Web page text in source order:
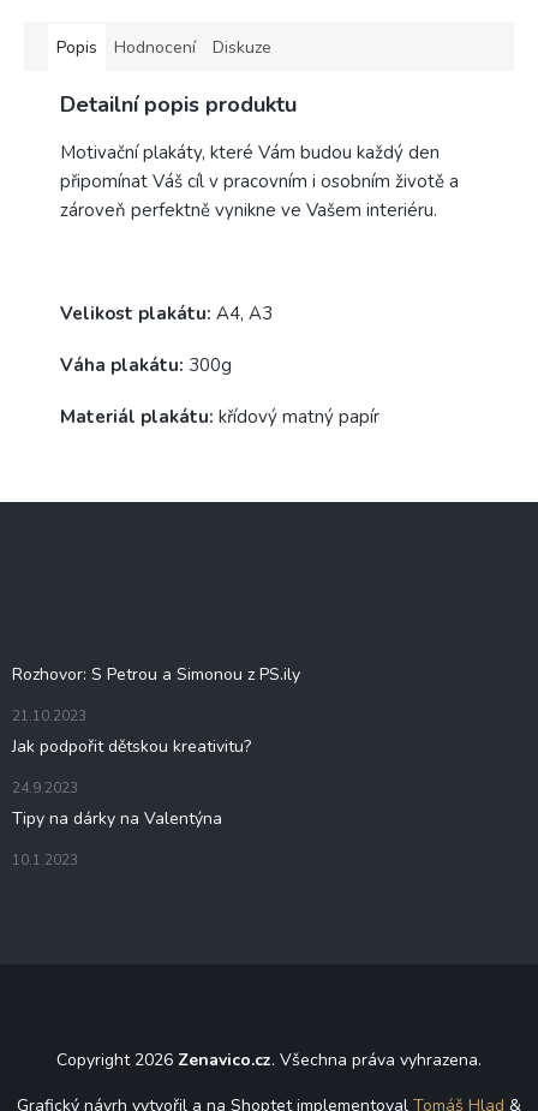
Popis Hodnocení Diskuze
Detailní popis produktu
Motivační plakáty, které Vám budou každý den
připomínat Váš cíl v pracovním i osobním životě a
zároveň perfektně vynikne ve Vašem interiéru.
Velikost plakátu: A4, A3
Váha plakátu: 300g
Materiál plakátu: křídový matný papír
Rozhovor: S Petrou a Simonou z PS.ily
21.10.2023
Jak podpořit dětskou kreativitu?
24.9.2023
Tipy na dárky na Valentýna
10.1.2023
Copyright 2026 Zenavico.cz. Všechna práva vyhrazena.
Grafický návrh vytvořil a na Shoptet implementoval Tomáš Hlad &